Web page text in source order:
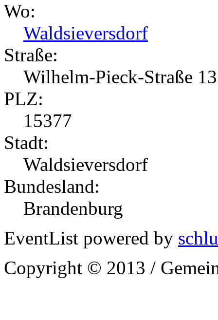
Wo:
Waldsieversdorf
Straße:
Wilhelm-Pieck-Straße 13
PLZ:
15377
Stadt:
Waldsieversdorf
Bundesland:
Brandenburg
EventList powered by
Copyright © 2013 /